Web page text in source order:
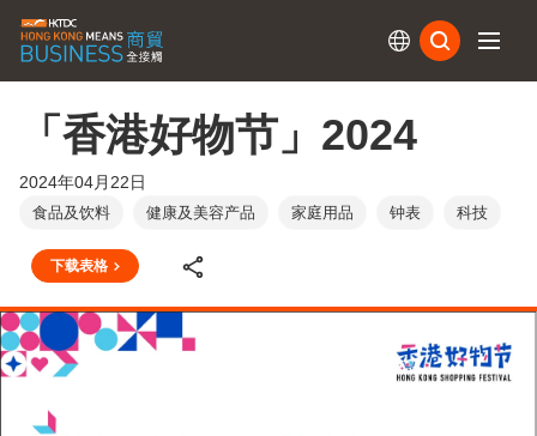
「香港好物节」2024
2024年04月22日
食品及饮料 健康及美容产品 家庭用品 钟表 科技
下载表格